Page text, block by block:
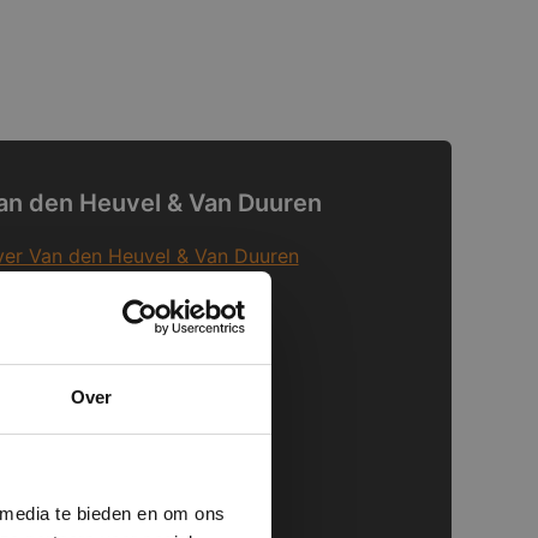
Over
te bieden en om ons
den Heuvel & Van Duuren
Van den Heuvel & Van Duuren
Showrooms
verwerken
ons
×
van